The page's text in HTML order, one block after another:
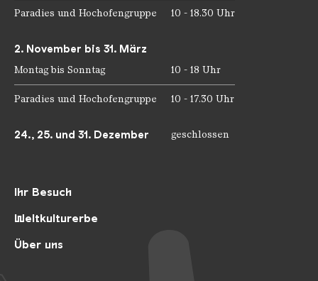
Ihr Besuch
Weltkulturerbe
Über uns
Paradies und Hochofengruppe 10 - 18.30 Uhr
2. November bis 31. März
Montag bis Sonntag 10 - 18 Uhr
Paradies und Hochofengruppe 10 - 17.30 Uhr
24., 25. und 31. Dezember geschlossen